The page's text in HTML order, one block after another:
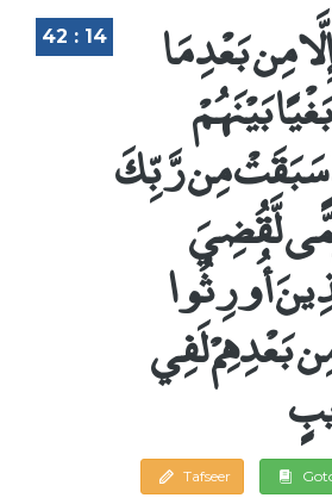
42 : 14 مِن بَعْدِ مَا
بَيْنَهُمْ
سَبَقَتْ مِن رَّبِّكَ
لَّقُضِيَ
أُورِثُوا
لَفِي
Tafseer